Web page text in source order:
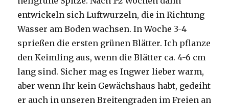
entwickeln sich Luftwurzeln, die in Richtung
Wasser am Boden wachsen. In Woche 3-4
sprießen die ersten grünen Blätter. Ich pflanze
den Keimling aus, wenn die Blätter ca. 4-6 cm
lang sind. Sicher mag es Ingwer lieber warm,
aber wenn Ihr kein Gewächshaus habt, gedeiht
er auch in unseren Breitengraden im Freien an